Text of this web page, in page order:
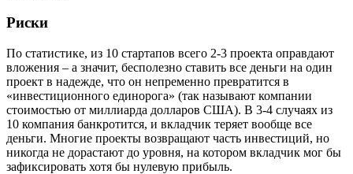
Риски
По статистике, из 10 стартапов всего 2-3 проекта оправдают
вложения – а значит, бесполезно ставить все деньги на один
проект в надежде, что он непременно превратится в
«инвестиционного единорога» (так называют компании
стоимостью от миллиарда долларов США). В 3-4 случаях из
10 компания банкротится, и вкладчик теряет вообще все
деньги. Многие проекты возвращают часть инвестиций, но
никогда не дорастают до уровня, на котором вкладчик мог бы
зафиксировать хотя бы нулевую прибыль.